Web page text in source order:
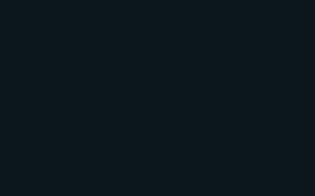
voor uw zoekopdracht.